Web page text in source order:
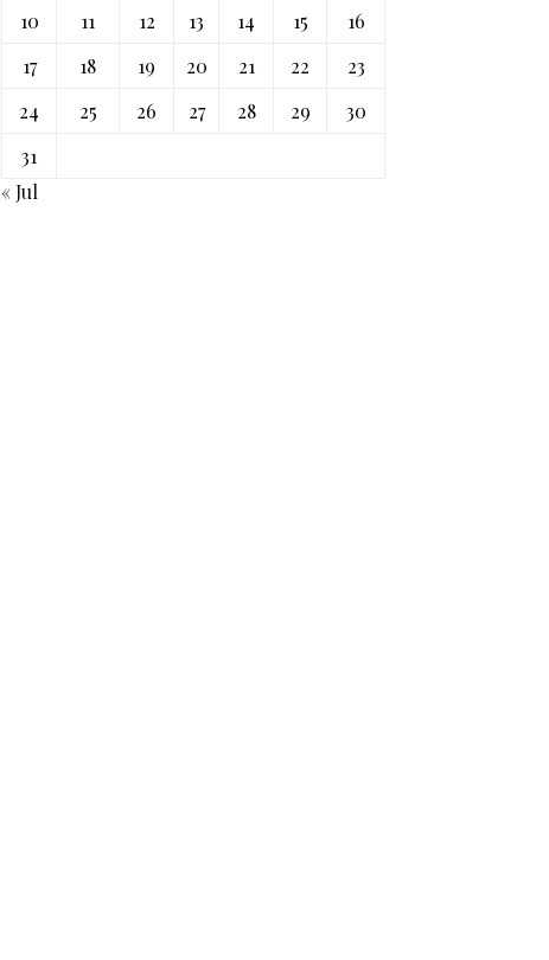
10
11 12 13 14 15
16
17
18 19 20 21 22
23
24
25 26 27 28 29
30
31
« Jul